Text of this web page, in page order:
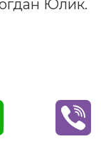
Юлик.